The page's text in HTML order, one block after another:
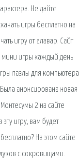
Не дайте
игры бесплатно на
игру от алавар. Сайт
мини игры каждый день
пазлы для компьютера
анонсирована новая
2 на сайте
игру, вам будет
На этом сайте
с сокровищами.